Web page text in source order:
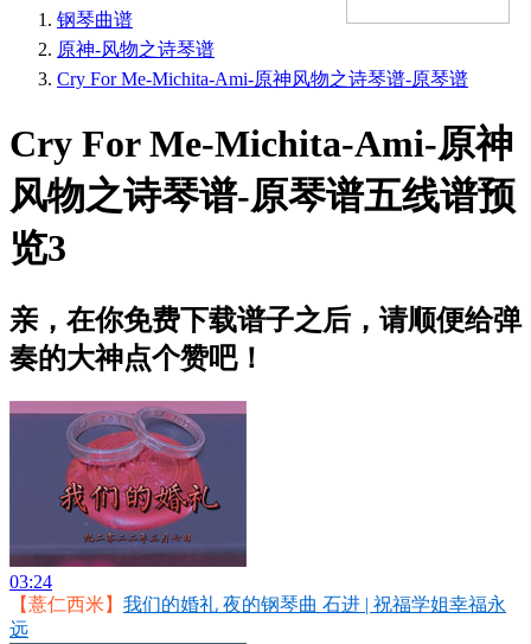
钢琴曲谱
原神-风物之诗琴谱
Cry For Me-Michita-Ami-原神风物之诗琴谱-原琴谱
Cry For Me-Michita-Ami-原神
风物之诗琴谱-原琴谱五线谱预
览3
亲，在你免费下载谱子之后，请顺便给弹
奏的大神点个赞吧！
03:24
【薏仁西米】 我们的婚礼 夜的钢琴曲 石进 | 祝福学姐幸福永
远